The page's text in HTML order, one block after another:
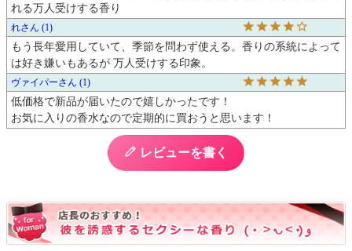
れる万人受けする香り
れ 1
もう長年愛用していて、季節を問わず使える。香りの系統によって
は好き嫌いもあるが 万人受けする印象。
ヴァイパー 1
低価格で新品が届いたので嬉しかったです！
お気に入りの香水なので定期的に買おうと思います！
レビューを書く